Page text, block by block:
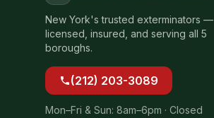
New York's trusted exterminators —
licensed, insured, and serving all 5
boroughs.
(212) 203-3089
Mon–Fri & Sun: 8am–6pm · Closed